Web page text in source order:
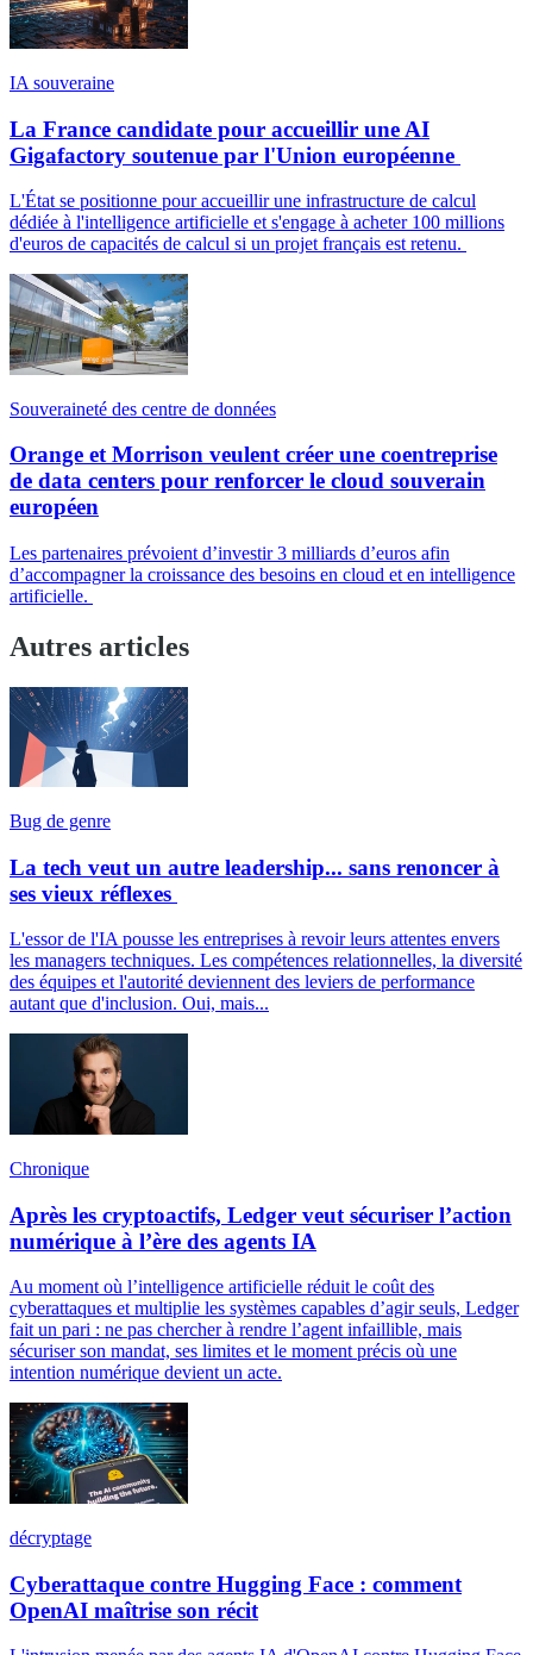
IA souveraine
La France candidate pour accueillir une AI
Gigafactory soutenue par l'Union européenne
L'État se positionne pour accueillir une infrastructure de calcul
dédiée à l'intelligence artificielle et s'engage à acheter 100 millions
d'euros de capacités de calcul si un projet français est retenu.
Souveraineté des centre de données
Orange et Morrison veulent créer une coentreprise
de data centers pour renforcer le cloud souverain
européen
Les partenaires prévoient d’investir 3 milliards d’euros afin
d’accompagner la croissance des besoins en cloud et en intelligence
artificielle.
Autres articles
Bug de genre
La tech veut un autre leadership... sans renoncer à
ses vieux réflexes
L'essor de l'IA pousse les entreprises à revoir leurs attentes envers
les managers techniques. Les compétences relationnelles, la diversité
des équipes et l'autorité deviennent des leviers de performance
autant que d'inclusion. Oui, mais...
Chronique
Après les cryptoactifs, Ledger veut sécuriser l’action
numérique à l’ère des agents IA
Au moment où l’intelligence artificielle réduit le coût des
cyberattaques et multiplie les systèmes capables d’agir seuls, Ledger
fait un pari : ne pas chercher à rendre l’agent infaillible, mais
sécuriser son mandat, ses limites et le moment précis où une
intention numérique devient un acte.
décryptage
Cyberattaque contre Hugging Face : comment
OpenAI maîtrise son récit